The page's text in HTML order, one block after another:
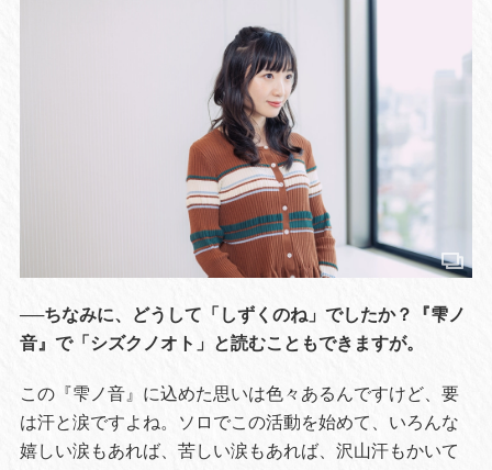
──ちなみに、どうして「しずくのね」でしたか？『雫ノ
音』で「シズクノオト」と読むこともできますが。
この『雫ノ音』に込めた思いは色々あるんですけど、要
は汗と涙ですよね。ソロでこの活動を始めて、いろんな
嬉しい涙もあれば、苦しい涙もあれば、沢山汗もかいて